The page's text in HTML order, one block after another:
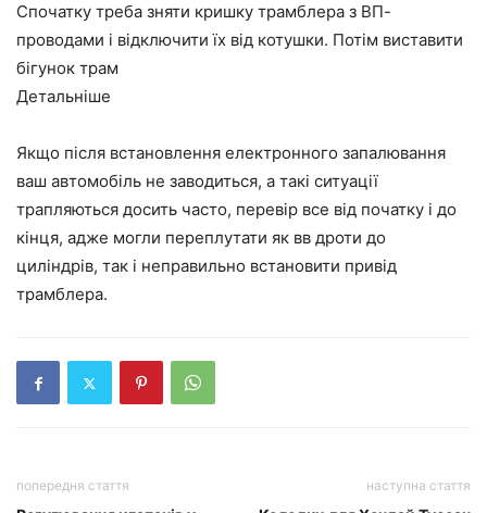
Спочатку треба зняти кришку трамблера з ВП-
проводами і відключити їх від котушки. Потім виставити
бігунок трам
Детальніше
Якщо після встановлення електронного запалювання
ваш автомобіль не заводиться, а такі ситуації
трапляються досить часто, перевір все від початку і до
кінця, адже могли переплутати як вв дроти до
циліндрів, так і неправильно встановити привід
трамблера.
попередня стаття наступна стаття